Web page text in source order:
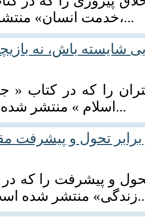
خدمت انسان» منتشر شده است،...
شایسته باش، نه
را که در کتاب «
اسلام » منتشر شده است، می‌خ...
برابر تحول و پیشرفت
و پیشرفت را که در
می‌خوان...